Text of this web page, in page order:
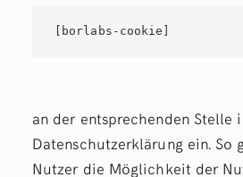
[borlabs-cookie]
an der entsprechenden Stelle
Datenschutzerklärung ein. So
Nutzer die Möglichkeit der